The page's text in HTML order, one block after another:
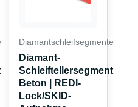
Diamantschleifsegmente
Diamant-
Schleiftellersegment
Beton | REDI-
Lock/SKID-
Die
können